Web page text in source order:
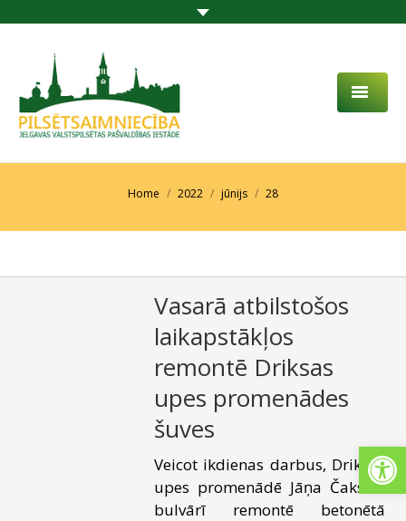
PAR MUMS
PAKALPOJUMI
SABIEDRĪBAS LĪDZDALĪBA
SAZIŅA
Home 2022 jūnijs 28
Vasarā atbilstošos
laikapstākļos
remontē Driksas
upes promenādes
šuves
Veicot ikdienas darbus, Driksas
upes promenādē Jāņa Čakstes
bulvārī remontē betonētā